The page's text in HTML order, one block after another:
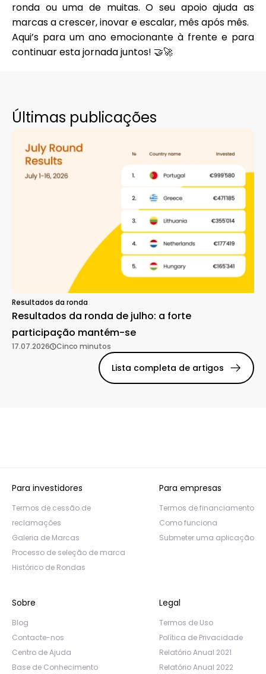
ronda ou uma de muitas. O seu apoio ajuda as
marcas a crescer, inovar e escalar, mês após mês.
Aqui’s para um ano emocionante à frente e para
continuar esta jornada juntos! 🤝🚀
Últimas publicações
Resultados da ronda
Resultados da ronda de julho: a forte
participação mantém-se
17.07.2026 Cinco minutos
Lista completa de artigos
Para investidores
Termos de cessão de
reclamações
Galeria de Marcas
Processo de seleção de marca
Histórico de Rondas
Para empresas
Termos de financiamento
Como funciona
Submeter uma aplicação
Sobre
Blog
Contacte-nos
Centro de Ajuda
Base de Conhecimento
Legal
Termos de Uso
Política de Privacidade
Relatório Anual 2021
Relatório Anual 2022